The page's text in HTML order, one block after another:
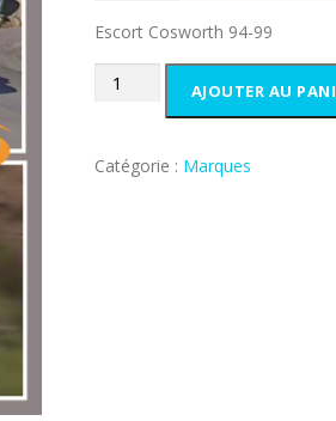
a
2
0
0
Escort Cosworth 94-99
quantité
Cosworth
AJOUTER AU
Catégorie : Marques